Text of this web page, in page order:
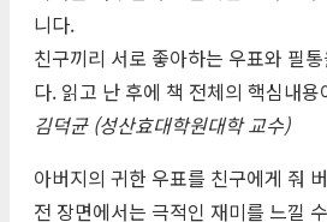
니다.
친구끼리 서로 좋아하는 우표와 필
다. 읽고 난 후에 책 전체의 핵심내
김덕균 (성산효대학원대학 교수)
아버지의 귀한 우표를 친구에게 줘
전 장면에서는 극적인 재미를 느낄